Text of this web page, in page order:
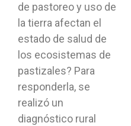
de pastoreo y uso de
la tierra afectan el
estado de salud de
los ecosistemas de
pastizales? Para
responderla, se
realizó un
diagnóstico rural